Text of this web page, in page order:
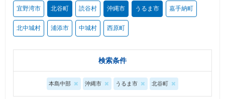
宜野湾市 北谷町 読谷村 沖縄市 うるま市 嘉手納町
北中城村 浦添市 中城村 西原町
検索条件
本島中部 沖縄市 うるま市 北谷町